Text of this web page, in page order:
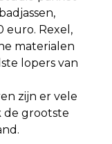
euro. Rexel,
materialen
lopers van
zijn er vele
de grootste